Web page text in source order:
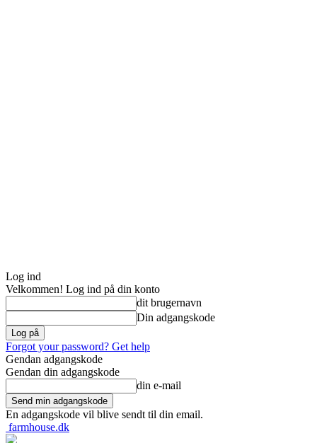
Log ind
Velkommen! Log ind på din konto
dit brugernavn
Din adgangskode
Forgot your password? Get help
Gendan adgangskode
Gendan din adgangskode
din e-mail
En adgangskode vil blive sendt til din email.
farmhouse.dk